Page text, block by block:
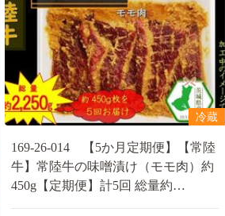
冷蔵
169-26-014 【5か月定期便】【常陸
牛】常陸牛の味噌漬け（モモ肉）約
450g【定期便】計5回 総量約